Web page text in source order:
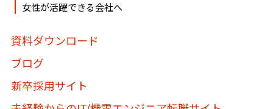
女性が活躍できる会社へ
資料ダウンロード
ブログ
新卒採用サイト